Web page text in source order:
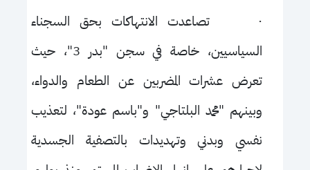
· تصاعدت الانتهاكات بحق السجناء
السياسيين، خاصة في سجن "بدر 3"، حيث
تعرض عشرات المضربين عن الطعام والدواء،
وبينهم "محمد البلتاجي" و"باسم عودة"، لتعذيب
نفسي وبدني وتهديدات بالتصفية الجسدية